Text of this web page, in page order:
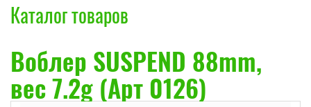
Каталог товаров
Воблер SUSPEND 88mm,
вес 7.2g (Арт 0126)